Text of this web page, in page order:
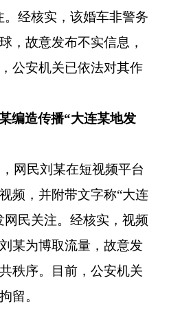
。经核实，该婚车非警务
，故意发布不实信息，
公安机关已依法对其作
编造传播“大连某地发
民刘某在短视频平台
频，并附带文字称“大连
网民关注。经核实，视频
某为博取流量，故意发
秩序。目前，公安机关
留。